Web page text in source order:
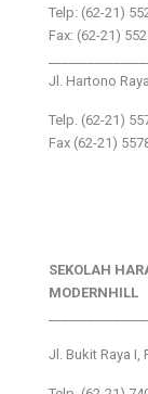
Telp: (62-21)
Fax: (62-21)
Jl. Hartono
Telp. (62-21)
Fax (62-21)
SEKOLAH
MODERNHILL
Jl. Bukit Raya